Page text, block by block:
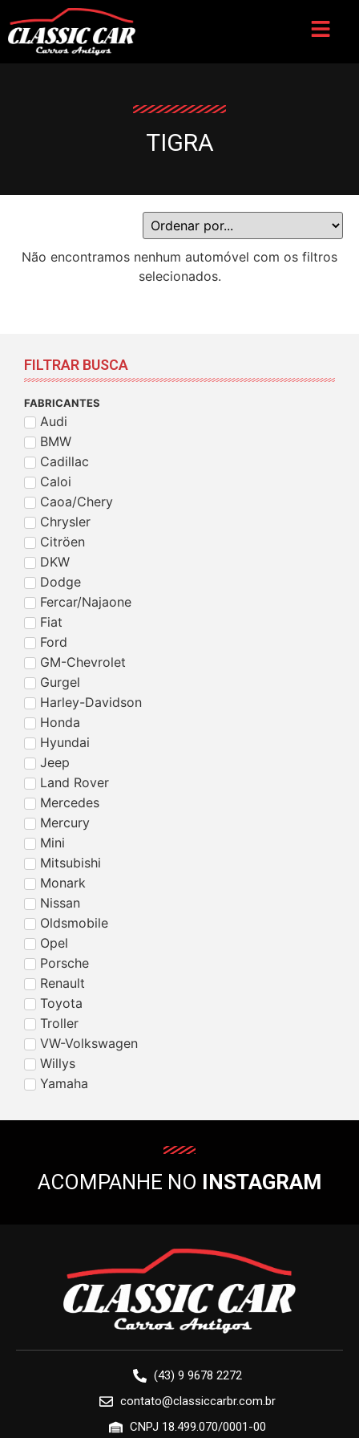
TIGRA
FILTRAR BUSCA
FABRICANTES
Audi
BMW
Cadillac
Caloi
Caoa/Chery
Chrysler
Citröen
DKW
Dodge
Fercar/Najaone
Fiat
Ford
GM-Chevrolet
Gurgel
Harley-Davidson
Honda
Hyundai
Jeep
Land Rover
Mercedes
Mercury
Mini
Mitsubishi
Monark
Nissan
Oldsmobile
Opel
Porsche
Renault
Toyota
Troller
VW-Volkswagen
Willys
Yamaha
Não encontramos nenhum automóvel com os filtros
selecionados.
ACOMPANHE NO INSTAGRAM
(43) 9 9678 2272
contato@classiccarbr.com.br
CNPJ 18.499.070/0001-00